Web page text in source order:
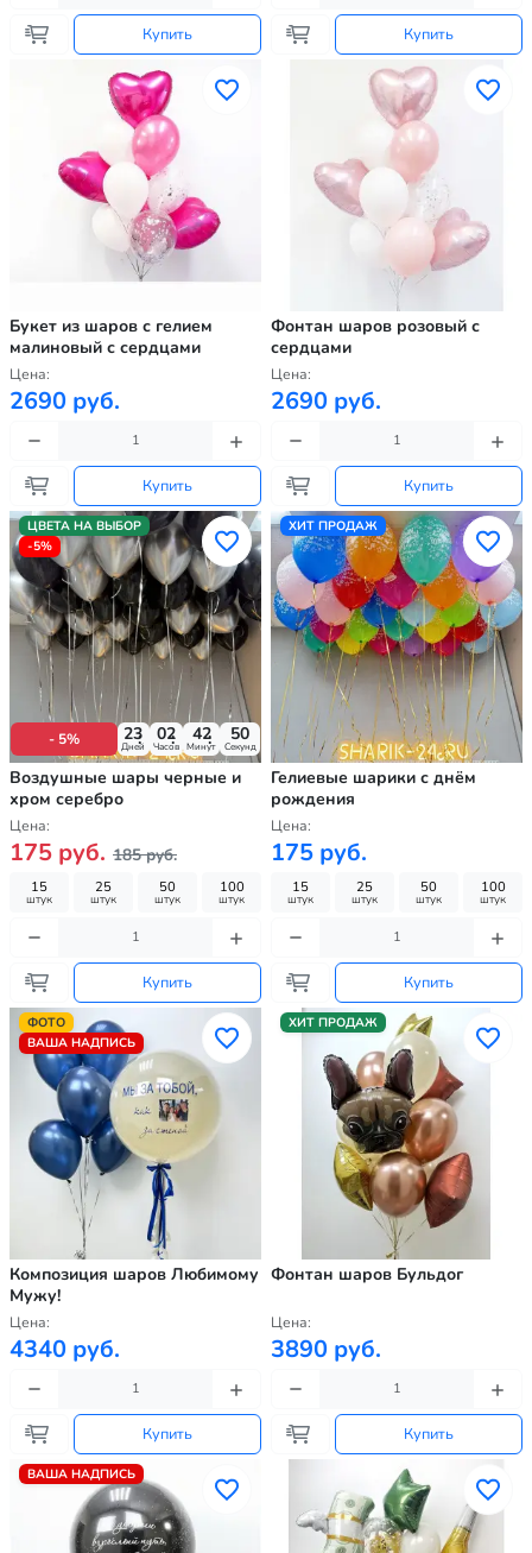
Купить Купить
Букет из шаров с гелием
малиновый с сердцами
Цена:
2690 руб.
Купить
Фонтан шаров розовый с
сердцами
Цена:
2690 руб.
Купить
ЦВЕТА НА ВЫБОР
-5%
- 5% 23
Дней
02
Часов
42
Минут
49
Секунд
Воздушные шары черные и
хром серебро
Цена:
175 руб. 185 руб.
15
штук
25
штук
50
штук
100
штук
Купить
ХИТ ПРОДАЖ
Гелиевые шарики с днём
рождения
Цена:
175 руб.
15
штук
25
штук
50
штук
100
штук
Купить
ФОТО
ВАША НАДПИСЬ
Композиция шаров Любимому
Мужу!
Цена:
4340 руб.
Купить
ХИТ ПРОДАЖ
Фонтан шаров Бульдог
Цена:
3890 руб.
Купить
ВАША НАДПИСЬ